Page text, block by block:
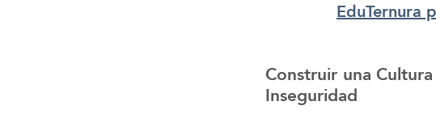
EduTernura
Construir una
Inseguridad